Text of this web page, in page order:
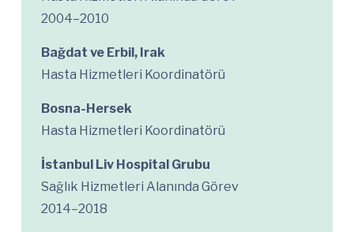
2004–2010
Bağdat ve Erbil, Irak
Hasta Hizmetleri Koordinatörü
Bosna-Hersek
Hasta Hizmetleri Koordinatörü
İstanbul Liv Hospital Grubu
Sağlık Hizmetleri Alanında Görev
2014–2018